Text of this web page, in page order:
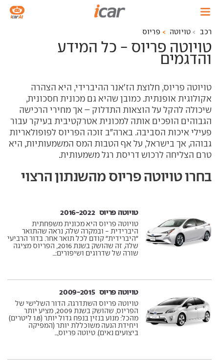
רכב טויוטה פריוס
טויוטה פריוס - כל המידע
והדגמים
טויוטה פריוס, חלוצת הז'אנר ההיברידי, היא הצהרה
אקולוגית אופנתית. כמובן שהיא גם מכונית חסכונית,
שיכולה להקל על הוצאות התדלוק – אך מחירי הרכישה
הגבוהים הופכים אותה למכונית אטרקטיבית בעיקר עבור
פעילי איכות הסביבה. בארה"ב זוכה הפריוס לפופולאריות
גבוהה, אך בישראל, על אף הטבות המס המשמעותיות, היא
טרם הצליחה לרכוש דריסת רגל משמעותית.
בחרו טויוטה פריוס מהשנתון הרצוי
טויוטה פריוס ‏ 2016-2022
טויוטה פריוס היא מכונית משפחתית
היברידית - ובמקרה שלה, נראה שהתואר
"היברידית" קודם לכל תואר אחר. בדור הרביעי
שלה, זה שהושק בשנת 2016, הפריוס מציגה
שורה של שדרוגים ושיפורים:...
טויוטה פריוס ‏ 2009-2015
טויוטה פריוס השתדרגה. הדור השלישי של
הפריוס, שהושק בשנת 2009, מציע יותר
מהכל: מנוע בנזין בנפח גדול יותר (1.8 ליטרים)
ויחידת הנעה משוכללת יותר (המפיקה
ביצועים נאים). טיוטה פריוס,...